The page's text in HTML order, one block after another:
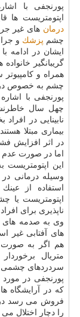
پورنجفی با
اپتومتریست ها
درمان های غیر
چشم پزشك و
ایشان در ادامه
گریبانگیر
همراه و
چشم به خصوص در سنین 8 تا 20
پورنجفی با
چهل سال
نابینایی در
بیماری مبتلا
در اثر افزایش
اما در صورت عدم
وسیله درمانی
استفاده از
اپتومتریست یا
ناپذیری برای افراد
وی به صدمه های
های آفتابی غیر
هم اگر به صورت
متریال
سردردهای چشمی
پورنجفی در
كه در آرایشگاه
فروش می رسد در
را دچار اختلال می